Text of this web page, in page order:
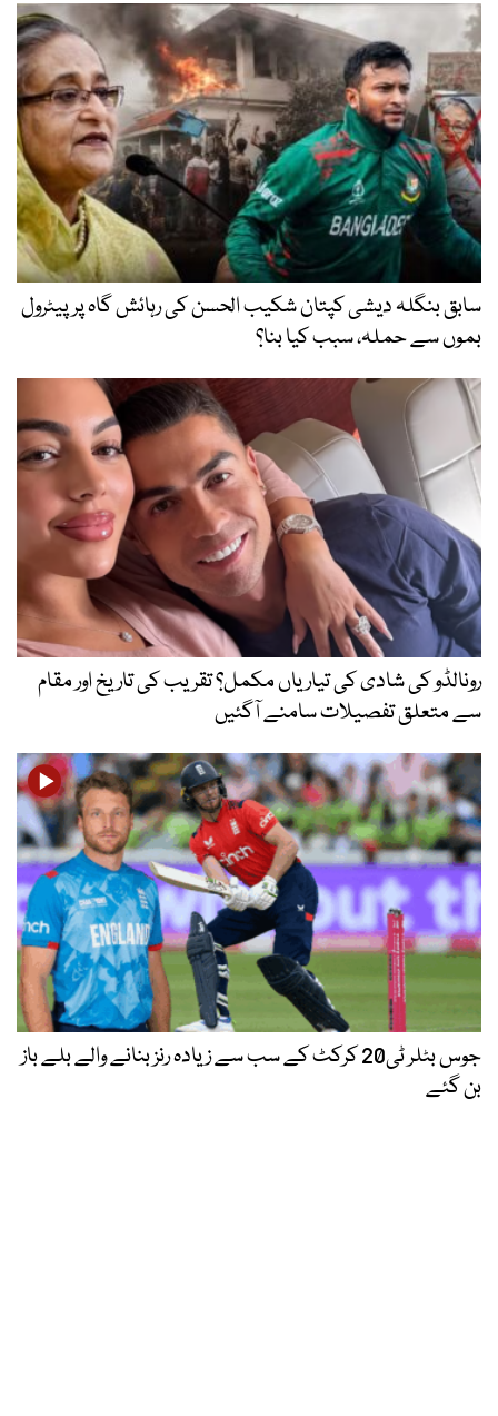
سابق بنگلہ دیشی کپتان شکیب الحسن کی رہائش گاہ پر پیٹرول
بموں سے حملہ، سبب کیا بنا؟
رونالڈو کی شادی کی تیاریاں مکمل؟ تقریب کی تاریخ اور مقام
سے متعلق تفصیلات سامنے آگئیں
جوس بٹلر ٹی20 کرکٹ کے سب سے زیادہ رنز بنانے والے بلے باز
بن گئے